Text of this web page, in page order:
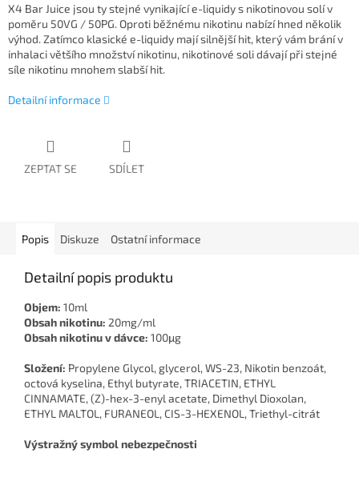
X4 Bar Juice jsou ty stejné vynikající e-liquidy s nikotinovou solí v
poměru 50VG / 50PG. Oproti běžnému nikotinu nabízí hned několik
výhod. Zatímco klasické e-liquidy mají silnější hit, který vám brání v
inhalaci většího množství nikotinu, nikotinové soli dávají při stejné
síle nikotinu mnohem slabší hit.
Detailní informace
ZEPTAT SE SDÍLET
Popis Diskuze Ostatní informace
Detailní popis produktu
Objem: 10ml
Obsah nikotinu: 20mg/ml
Obsah nikotinu v dávce: 100μg
Složení: Propylene Glycol, glycerol, WS-23, Nikotin benzoát,
octová kyselina, Ethyl butyrate, TRIACETIN, ETHYL
CINNAMATE, (Z)-hex-3-enyl acetate, Dimethyl Dioxolan,
ETHYL MALTOL, FURANEOL, CIS-3-HEXENOL, Triethyl-citrát
Výstražný symbol nebezpečnosti